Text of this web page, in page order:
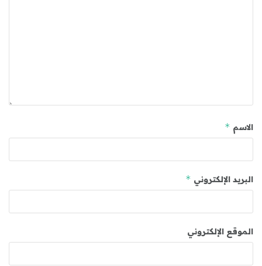
الاسم *
البريد الإلكتروني *
الموقع الإلكتروني